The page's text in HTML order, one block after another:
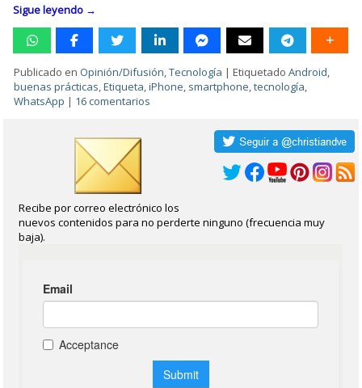
Sigue leyendo →
Publicado en Opinión/Difusión,Tecnología |Etiquetado Android,
buenas prácticas,Etiqueta,iPhone, smartphone,tecnología,
WhatsApp | 16 comentarios
Recibe por correo electrónico los
nuevos contenidos para no perderte ninguno (frecuencia muy
baja).